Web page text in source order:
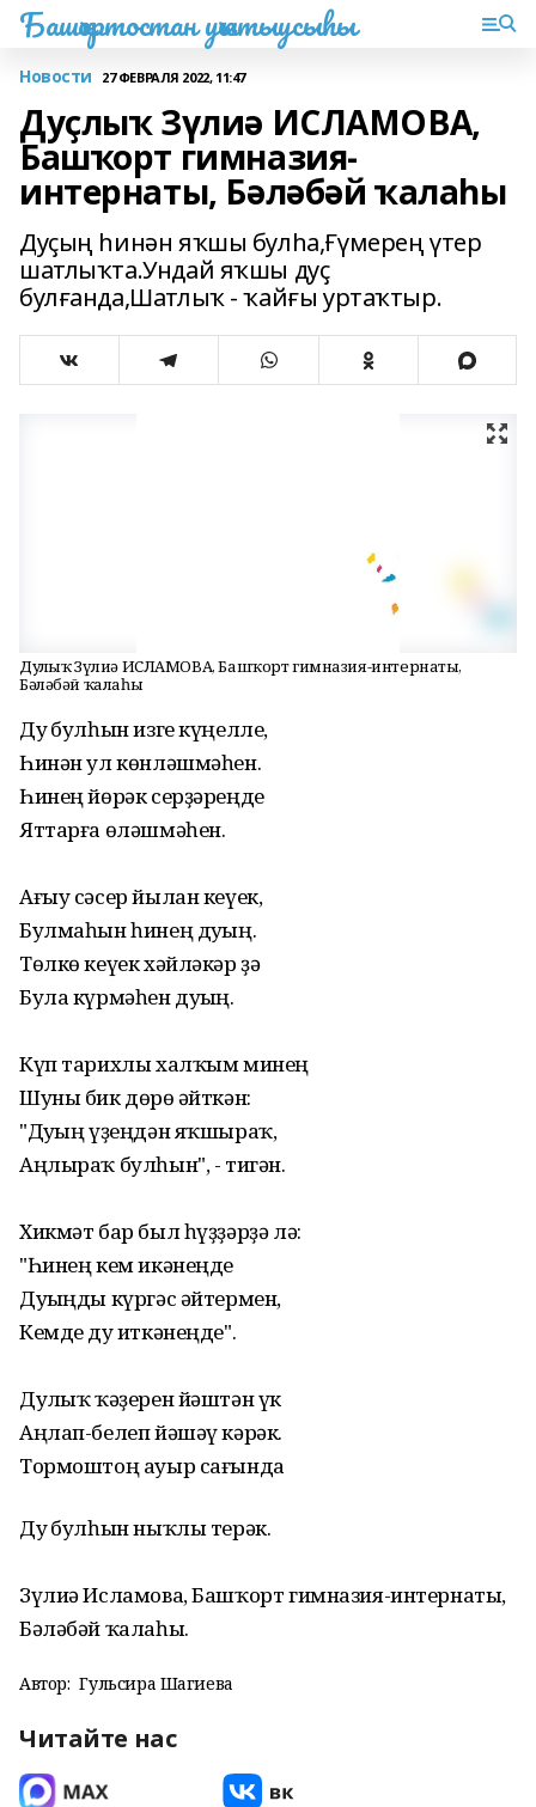
Башҡортостан уҡытыусыһы
Новости 27 ФЕВРАЛЯ 2022, 11:47
Дуҫлыҡ Зүлиә ИСЛАМОВА,
Башҡорт гимназия-
интернаты, Бәләбәй ҡалаһы
Дуҫың һинән яҡшы булһа,Ғүмерең үтер
шатлыҡта.Ундай яҡшы дуҫ
булғанда,Шатлыҡ - ҡайғы уртаҡтыр.
Дуҫлыҡ Зүлиә ИСЛАМОВА, Башҡорт гимназия-интернаты,
Бәләбәй ҡалаһы
Дуҫ булһын изге күңелле,
Һинән ул көнләшмәһен.
Һинең йөрәк серҙәреңде
Яттарға өләшмәһен.
Ағыу сәсер йылан кеүек,
Булмаһын һинең дуҫың.
Төлкө кеүек хәйләкәр ҙә
Була күрмәһен дуҫың.
Күп тарихлы халҡым минең
Шуны бик дөрөҫ әйткән:
"Дуҫың үҙеңдән яҡшыраҡ,
Аңлыраҡ булһын", - тигән.
Хикмәт бар был һүҙҙәрҙә лә:
"Һинең кем икәнеңде
Дуҫыңды күргәс әйтермен,
Кемде дуҫ иткәнеңде".
Дуҫлыҡ ҡәҙерен йәштән үк
Аңлап-белеп йәшәү кәрәк.
Тормоштоң ауыр сағында
Дуҫ булһын ныҡлы терәк.
Зүлиә Исламова, Башҡорт гимназия-интернаты,
Бәләбәй ҡалаһы.
Автор: Гульсира Шагиева
Читайте нас